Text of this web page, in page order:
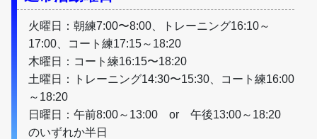
火曜日：朝練7:00〜8:00、トレーニング16:10～
17:00、コート練17:15～18:20
木曜日：コート練16:15〜18:20
土曜日：トレーニング14:30〜15:30、コート練16:00
～18:20
日曜日：午前8:00～13:00　or　午後13:00～18:20
のいずれか半日